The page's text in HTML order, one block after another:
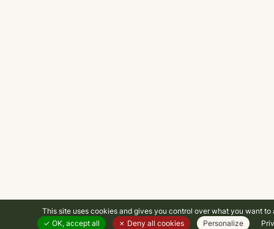
This site uses cookies and gives you control over what you want to
OK, accept all
Deny all cookies Personalize